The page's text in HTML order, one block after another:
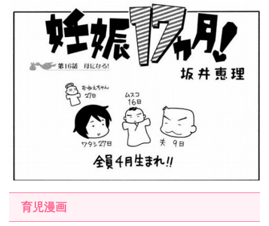
育児漫画